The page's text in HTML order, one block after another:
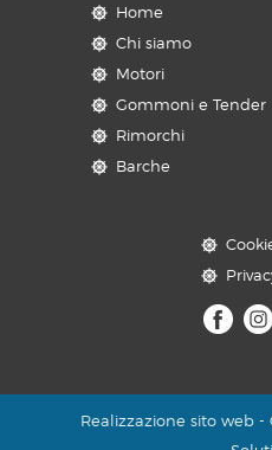
Home
Chi siamo
Motori
Gommoni e Tender
Rimorchi
Barche
Realizzazione sito web -